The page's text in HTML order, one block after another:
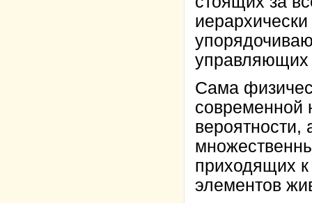
Сама
современной
вероятности,
приходящих
элементов